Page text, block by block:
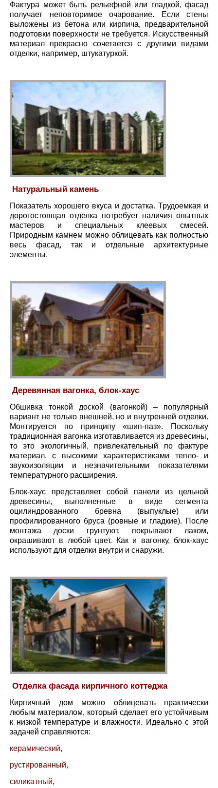
Фактура может быть рельефной или гладкой, фасад
получает неповторимое очарование. Если стены
выложены из бетона или кирпича, предварительной
подготовки поверхности не требуется. Искусственный
материал прекрасно сочетается с другими видами
отделки, например, штукатуркой.
Натуральный камень
Показатель хорошего вкуса и достатка. Трудоемкая и
дорогостоящая отделка потребует наличия опытных
мастеров и специальных клеевых смесей.
Природным камнем можно облицевать как полностью
весь фасад, так и отдельные архитектурные
элементы.
Деревянная вагонка, блок-хаус
Обшивка тонкой доской (вагонкой) – популярный
вариант не только внешней, но и внутренней отделки.
Монтируется по принципу «шип-паз». Поскольку
традиционная вагонка изготавливается из древесины,
то это экологичный, привлекательный по фактуре
материал, с высокими характеристиками тепло- и
звукоизоляции и незначительными показателями
температурного расширения.
Блок-хаус представляет собой панели из цельной
древесины, выполненные в виде сегмента
оцилиндрованного бревна (выпуклые) или
профилированного бруса (ровные и гладкие). После
монтажа доски грунтуют, покрывают лаком,
окрашивают в любой цвет. Как и вагонку, блок-хаус
используют для отделки внутри и снаружи.
Отделка фасада кирпичного коттеджа
Кирпичный дом можно облицевать практически
любым материалом, который сделает его устойчивым
к низкой температуре и влажности. Идеально с этой
задачей справляются:
керамический,
рустированный,
силикатный,